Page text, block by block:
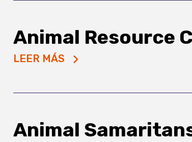
Animal Resource
LEER MÁS
Animal